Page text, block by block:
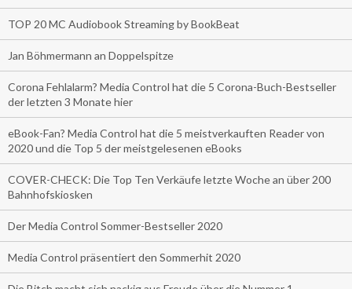
TOP 20 MC Audiobook Streaming by BookBeat
Jan Böhmermann an Doppelspitze
Corona Fehlalarm? Media Control hat die 5 Corona-Buch-Bestseller
der letzten 3 Monate hier
eBook-Fan? Media Control hat die 5 meistverkauften Reader von
2020 und die Top 5 der meistgelesenen eBooks
COVER-CHECK: Die Top Ten Verkäufe letzte Woche an über 200
Bahnhofskiosken
Der Media Control Sommer-Bestseller 2020
Media Control präsentiert den Sommerhit 2020